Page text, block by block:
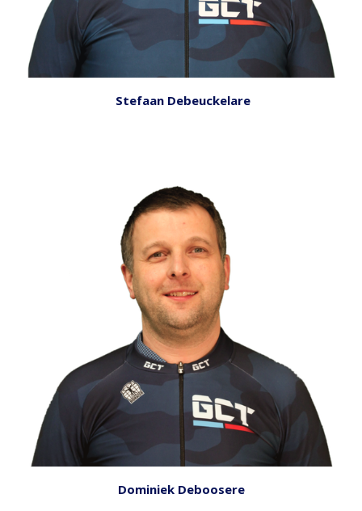
Stefaan Debeuckelare
Dominiek Deboosere